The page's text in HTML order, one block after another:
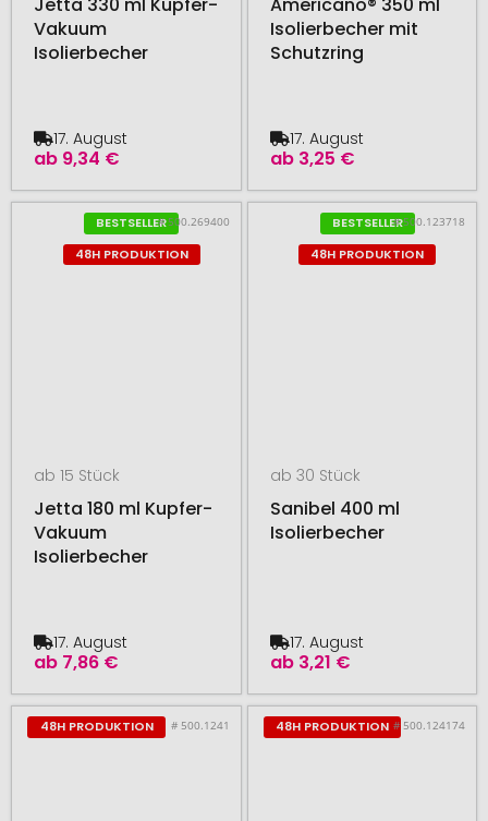
Vakuum
Isolierbecher
ab 9,34 €
17. August
Isolierbecher mit
Schutzring
ab 3,25 €
17. August
BESTSELLER
48H PRODUKTION
# 500.269400
ab 15 Stück
Jetta 180 ml Kupfer-
Vakuum
Isolierbecher
ab 7,86 €
17. August
BESTSELLER
48H PRODUKTION
# 500.123718
ab 30 Stück
Sanibel 400 ml
Isolierbecher
ab 3,21 €
17. August
48H PRODUKTION # 500.1241 48H PRODUKTION # 500.124174